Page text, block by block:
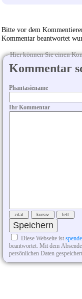
Bitte vor dem
Kommentar beantwortet
Hier können Sie einen
Kommentar
Phantasiename
Ihr Kommentar
Diese Webseite ist
beantwortet. Mit dem
persönlichen Daten gespeichert.